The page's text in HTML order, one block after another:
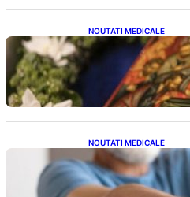
NOUTATI MEDICALE
Postul Adormirii
Superstiții și
NOUTATI MEDICALE
Îmbunătățirea
Patru exerciții
tensiunii